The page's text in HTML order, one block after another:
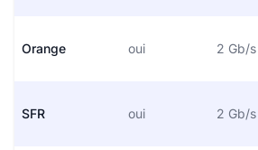
Orange oui 2 Gb/s
SFR oui 2 Gb/s